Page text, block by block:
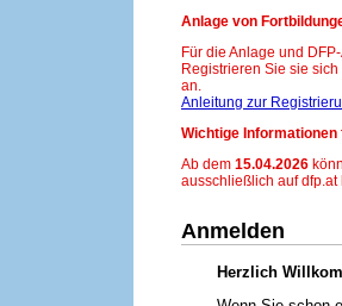
Anlage von
Für die Anlage und
Registrieren Sie sie
an.
Anleitung zur
Wichtige
Ab dem 15.04.2026
ausschließlich auf
Anmelden
Herzlich